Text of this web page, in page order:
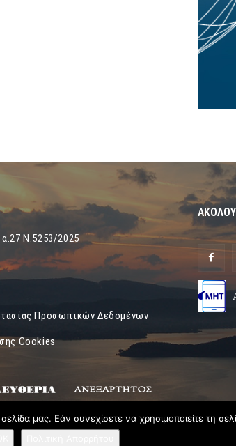
Ν.5253/2025
Προσωπικών Δεδομένων
Cookies
μας. Εάν συνεχίσετε να χρησιμοποιείτε τη